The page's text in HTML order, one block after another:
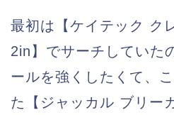
最初は【ケイテック ク
2in】でサーチしていた
ールを強くしたくて、
た【ジャッカル ブリー